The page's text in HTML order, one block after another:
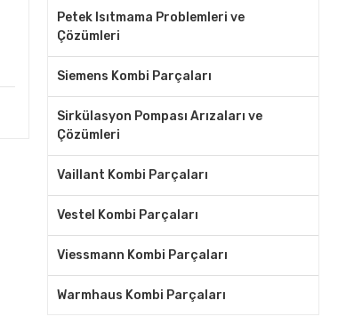
Petek Isıtmama Problemleri ve
Çözümleri
Siemens Kombi Parçaları
Sirkülasyon Pompası Arızaları ve
Çözümleri
Vaillant Kombi Parçaları
Vestel Kombi Parçaları
Viessmann Kombi Parçaları
Warmhaus Kombi Parçaları